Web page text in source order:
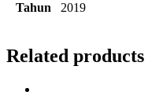
Tahun 2019
Related products